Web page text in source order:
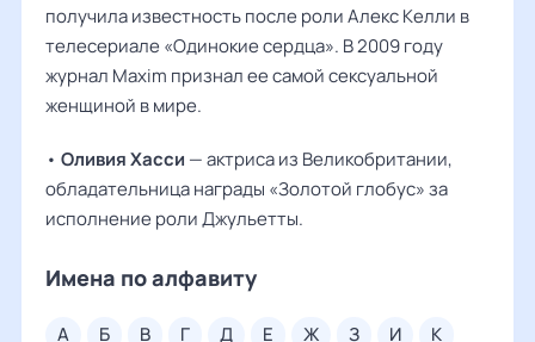
получила известность после роли Алекс Келли в
телесериале «Одинокие сердца». В 2009 году
журнал Maxim признал ее самой сексуальной
женщиной в мире.
• Оливия Хасси — актриса из Великобритании,
обладательница награды «Золотой глобус» за
исполнение роли Джульетты.
Имена по алфавиту
а б в г д е ж з и
к